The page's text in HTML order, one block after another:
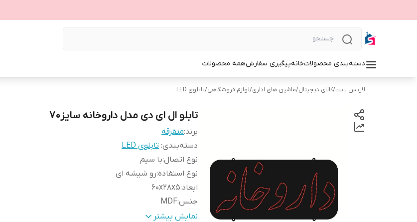
دسته‌بندی محصولاتخانهپیگیری سفارشهمه محصولات
لاریس لایت/کالای دیجیتال/ماشین های اداری/لوازم فروشگاهی/تابلوی LED
تابلو ال ای دی مدل داروخانه سایز70
برند:متفرقه
دسته‌بندی: تابلوی LED
نوع اتصال:با سیم
نوع استفاده:رو شیشه ای
ابعاد:
60x28x5
جنس:
MDF
وزن:0.6 گرم
نمایش بیشتر